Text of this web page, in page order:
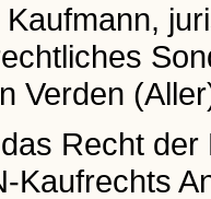
Verden
Recht
Kaufrechts